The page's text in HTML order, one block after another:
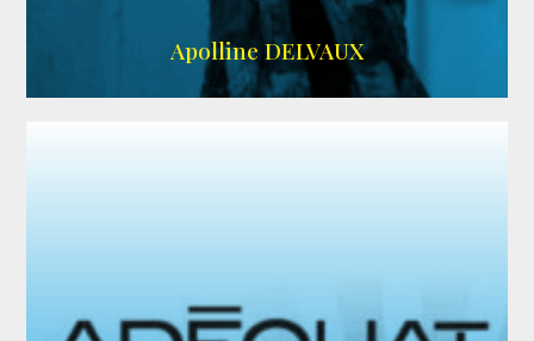
Apolline DELVAUX